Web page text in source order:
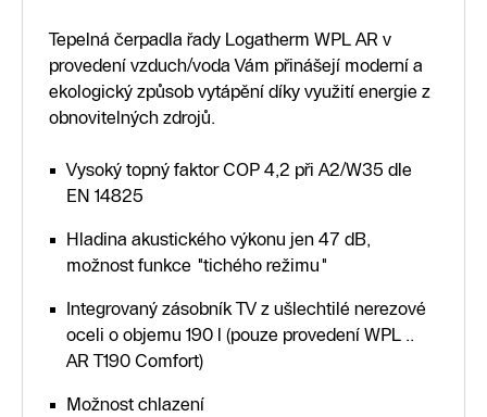
Tepelná čerpadla řady Logatherm WPL AR v
provedení vzduch/voda Vám přinášejí moderní a
ekologický způsob vytápění díky využití energie z
obnovitelných zdrojů.
Vysoký topný faktor COP 4,2 při A2/W35 dle
EN 14825
Hladina akustického výkonu jen 47 dB,
možnost funkce "tichého režimu"
Integrovaný zásobník TV z ušlechtilé nerezové
oceli o objemu 190 l (pouze provedení WPL ..
AR T190 Comfort)
Možnost chlazení